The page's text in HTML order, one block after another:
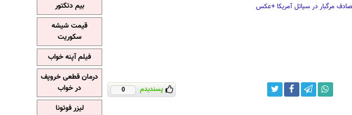
پسندیدم 0
بیم دتکتور
قیمت شیشه
سکوریت
فیلم آپنه خواب
درمان قطعی خروپف
در خواب
لیزر فوتونا